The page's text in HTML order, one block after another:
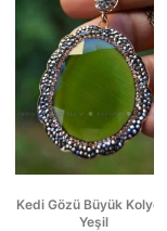
Kedi Gözü Büyük Kolye
Yeşil